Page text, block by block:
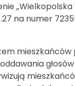
„Wielkopolska
na numer
mieszkańców